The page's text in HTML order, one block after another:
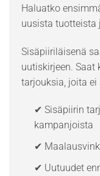
Haluatko
uusista tuotteista
Sisäpiiriläisenä
uutiskirjeen. Saat
tarjouksia, joita ei
✔ Sisäpiirin
kampanjoista
✔
✔ Uutuudet